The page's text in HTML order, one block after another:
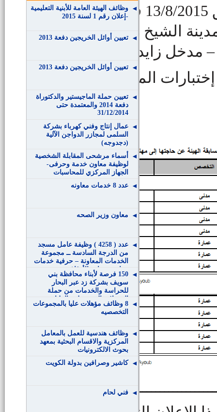
المرحلة الأولى يوم الخميس الموافق 13/8/2015 في تمام
الشيخ زايد وعنوانه
المرحلة الثانية
وظائف الهيئة العامة للأبنية التعليمية
-إعلان رقم 1 لسنة 2015
تعيين أوائل الخريجين دفعة 2013
تعيين أوائل الخريجين دفعة 2013
تعيين حملة الماجيستير والدكتوراة
دفعة 2014 والمعتمدة حتى
31/12/2014
عمال إنتاج وفني كهرباء بشركة
السلمى لمجازر الدواجن الآلية
(دجدوجه)
أسماء مرشحى المقابلة الشخصية
لوظيفة معاون خدمة وحرفى-
الجهاز المركزي للمحاسبات
عدد 8 خدمات معاونه
معاون وزير الصحه
عدد ( 4258 ) وظيفة عامل مسجد
من الدرجة السادسة ــ مجموعة
الخدمات المعاونة – حرفية خدمات
معاونة بوزارة الأوقاف
150 فرصة لأبناء محافظة بني
سويف بشركة زد عبر البحار
للحراسة والخدمات من حملة
المؤهلات المتوسطة والعليا
8 وظائف مؤهلات عليا بالمجموعات
التخصصيه
وظائف هندسية للعمل بالمعامل
المركزية والاقسام البحثية بمعهد
بحوث الالكترونيات
كاشير وصرافين بدولة الكويت
فني لحام